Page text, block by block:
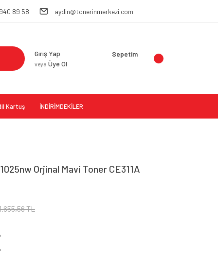
89 58 aydin@tonerinmerkezi.com
Giriş Yap
veya Üye Ol
Sepetim
Kartuş İNDİRİMDEKİLER
Orjinal Mavi Toner CE311A
TL